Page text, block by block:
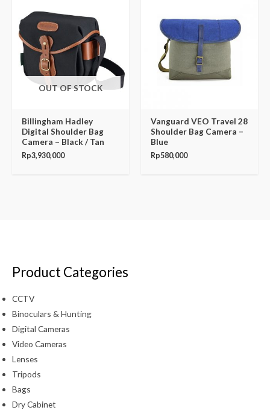
OUT OF STOCK
Billingham Hadley
Digital Shoulder Bag
Camera – Black / Tan
Rp3,930,000
Vanguard VEO Travel 28
Shoulder Bag Camera –
Blue
Rp580,000
Product Categories
CCTV
Binoculars & Hunting
Digital Cameras
Video Cameras
Lenses
Tripods
Bags
Dry Cabinet